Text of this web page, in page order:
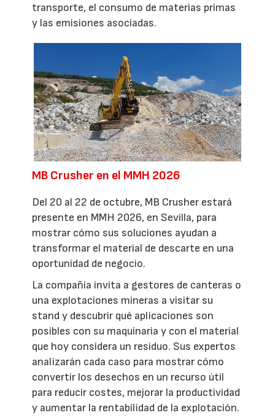
transporte, el consumo de materias primas
y las emisiones asociadas.
MB Crusher en el MMH 2026
Del 20 al 22 de octubre, MB Crusher estará
presente en MMH 2026, en Sevilla, para
mostrar cómo sus soluciones ayudan a
transformar el material de descarte en una
oportunidad de negocio.
La compañía invita a gestores de canteras o
una explotaciones mineras a visitar su
stand y descubrir qué aplicaciones son
posibles con su maquinaria y con el material
que hoy considera un residuo. Sus expertos
analizarán cada caso para mostrar cómo
convertir los desechos en un recurso útil
para reducir costes, mejorar la productividad
y aumentar la rentabilidad de la explotación.